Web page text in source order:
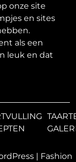
onze site
en sites
als een
leuk en dat
| Fashion